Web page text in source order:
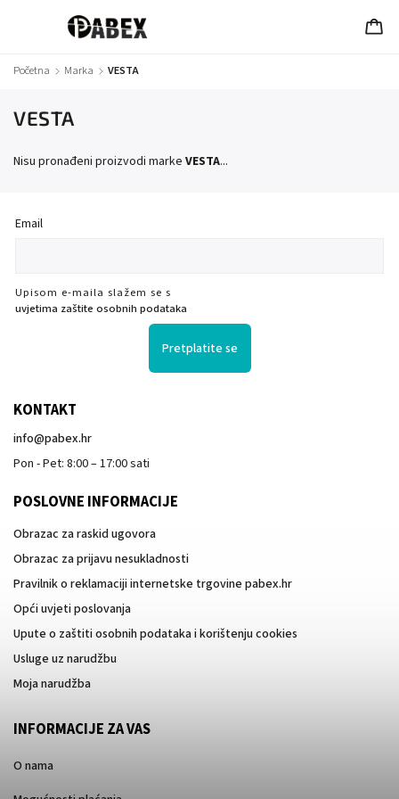
Početna / Marka / VESTA
VESTA
Nisu pronađeni proizvodi marke VESTA...
Email
Upisom e-maila slažem se s
uvjetima zaštite osobnih podataka
Pretplatite se
KONTAKT
info@pabex.hr
Pon - Pet: 8:00 – 17:00 sati
POSLOVNE INFORMACIJE
Obrazac za raskid ugovora
Obrazac za prijavu nesukladnosti
Pravilnik o reklamaciji internetske trgovine pabex.hr
Opći uvjeti poslovanja
Upute o zaštiti osobnih podataka i korištenju cookies
Usluge uz narudžbu
Moja narudžba
INFORMACIJE ZA VAS
O nama